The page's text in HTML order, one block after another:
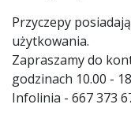
Przyczepy
użytkowania.
Zapraszamy do
godzinach 10.00 -
Infolinia - 667 373